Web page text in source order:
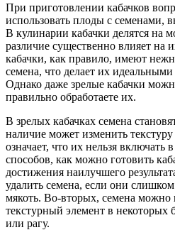
При приготовлении кабачков
использовать плоды с семенами,
В кулинарии кабачки делятся на
различие существенно влияет на
кабачки, как правило, имеют
семена, что делает их
Однако даже зрелые кабачки
правильно обработаете их.
В зрелых кабачках семена
наличие может изменить
означает, что их нельзя включать
способов, как можно готовить
достижения наилучшего
удалить семена, если они
мякоть. Во-вторых, семена можно
текстурный элемент в некоторых
или рагу.